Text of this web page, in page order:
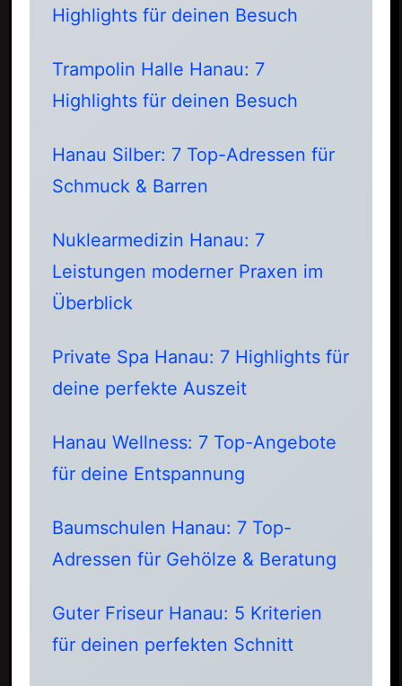
Highlights für deinen Besuch
Trampolin Halle Hanau: 7
Highlights für deinen Besuch
Hanau Silber: 7 Top-Adressen für
Schmuck & Barren
Nuklearmedizin Hanau: 7
Leistungen moderner Praxen im
Überblick
Private Spa Hanau: 7 Highlights für
deine perfekte Auszeit
Hanau Wellness: 7 Top-Angebote
für deine Entspannung
Baumschulen Hanau: 7 Top-
Adressen für Gehölze & Beratung
Guter Friseur Hanau: 5 Kriterien
für deinen perfekten Schnitt